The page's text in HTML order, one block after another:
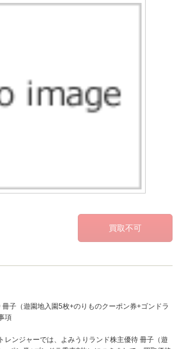
子（遊園地入園5枚+のりものクーポン券+ゴンドラ
項
ンジャーでは、よみうりランド株主優待 冊子（遊